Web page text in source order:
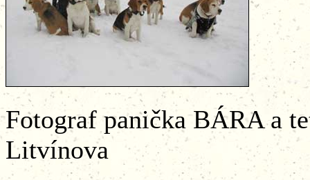
Fotograf panička BÁRA a
Litvínova